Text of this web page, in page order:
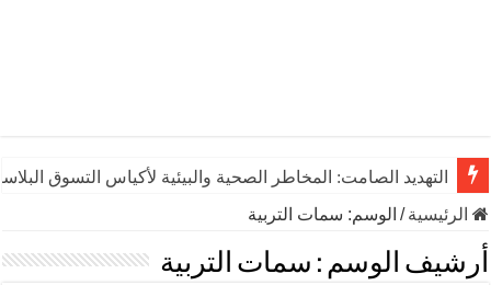
التهديد الصامت: المخاطر الصحية والبيئية لأكياس التسوق
الرئيسية/ الوسم: سمات التربية
أرشيف الوسم : سمات التربية